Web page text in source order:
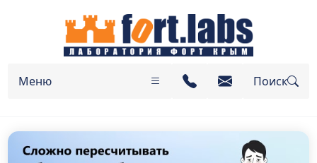
Меню Поиск